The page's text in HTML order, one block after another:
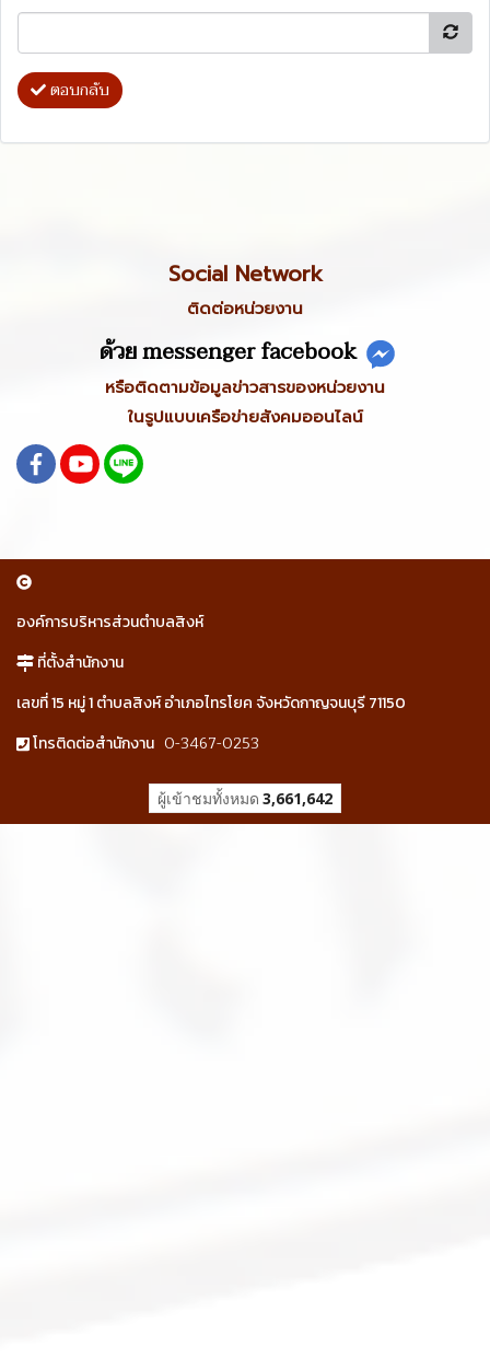
ตอบกลับ
Social Network
ติดต่อหน่วยงาน
ด้วย messenger facebook
หรือติดตามข้อมูลข่าวสารของหน่วยงาน
ในรูปแบบเครือข่ายสังคมออนไลน์
องค์การบริหารส่วนตำบลสิงห์
ที่ตั้งสำนักงาน
เลขที่ 15 หมู่ 1 ตำบลสิงห์ อำเภอไทรโยค จังหวัดกาญจนบุรี 71150
โทรติดต่อสำนักงาน 0-3467-0253
ผู้เข้าชมวันนี้ 3,179